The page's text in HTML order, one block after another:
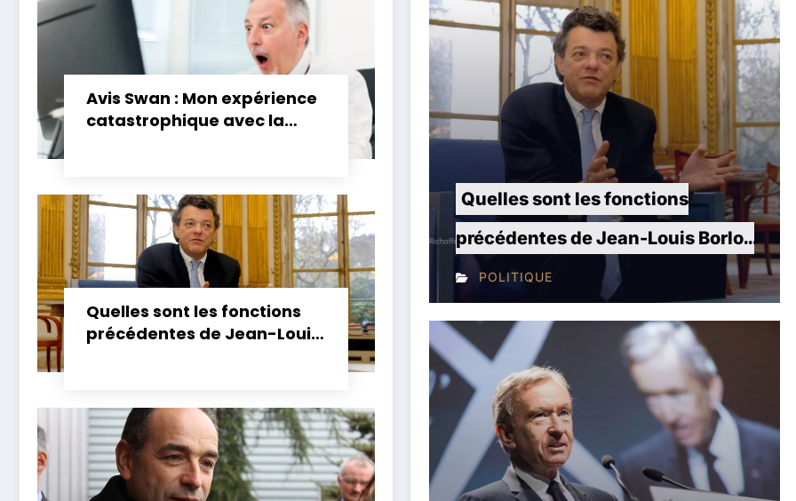
Avis Swan : Mon expérience
catastrophique avec la
Quelles sont les fonctions
précédentes de Jean-Louis
Joachim Le Floch-Imad :
biographie, âge, parents, vie
privée
POLITIQUE
Quelles sont les fonctions
précédentes de Jean-Louis Borloo
POLITIQUE